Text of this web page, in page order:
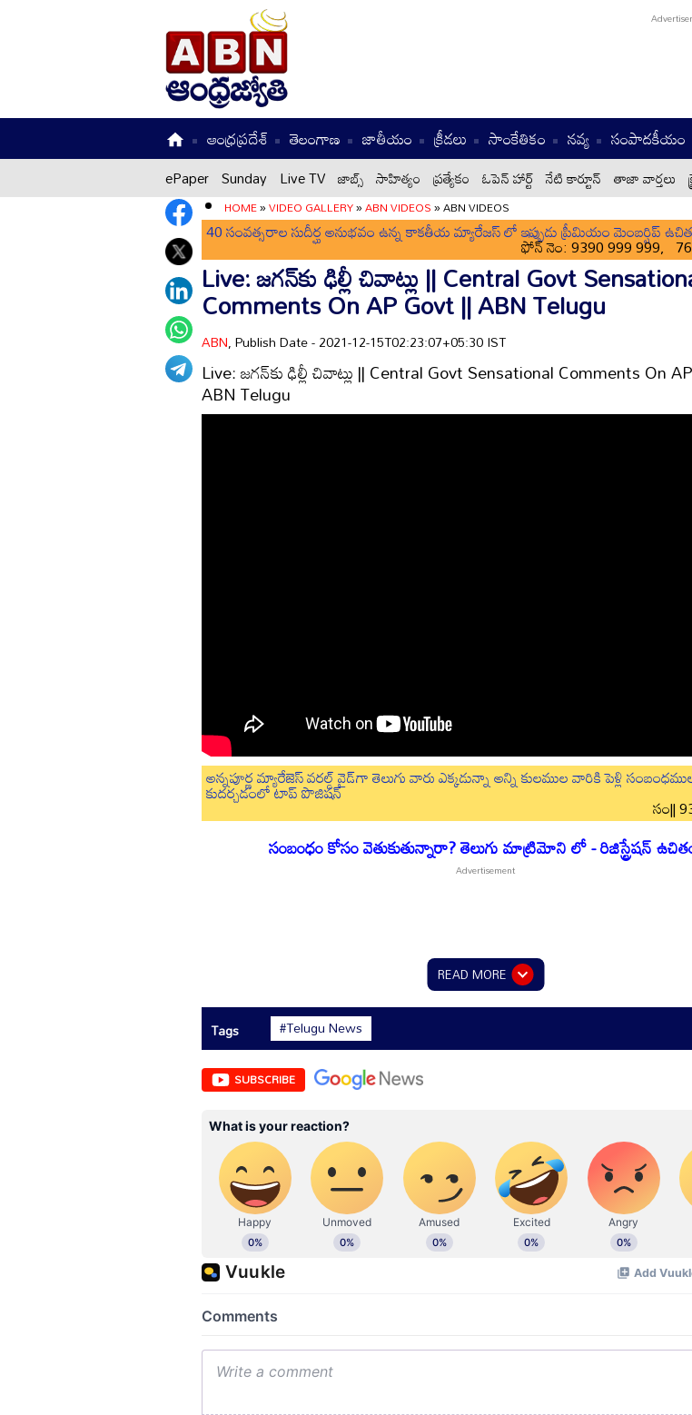
ఆంధ్రప్రదేశ్ తెలంగాణ జాతీయం క్రీడలు సాంకేతికం నవ్య సంపాదకీయం
ePaper Sunday Live TV జాబ్స్ సాహిత్యం ప్రత్యేకం ఓపెన్ హార్ట్ నేటి కార్టూన్ తాజా వార్తలు
HOME»VIDEO GALLERY»ABN VIDEOS»ABN VIDEOS
40 సంవత్సరాల సుదీర్ఘ అనుభవం ఉన్న కాకతీయ మ్యారేజస్ లో ఇప్పుడు ప్రీమియం మెంబర్షిప్
ఫోన్ నెం: 9390 999 999,
Live: జగన్‌కు ఢిల్లీ చివాట్లు || Central Govt
Comments On AP Govt || ABN Telugu
ABN, Publish Date - 2021-12-15T02:23:07+05:30 IST
Live: జగన్‌కు ఢిల్లీ చివాట్లు || Central Govt Sensational Comments On
ABN Telugu
అన్నపూర్ణ మ్యారేజెస్ వరల్డ్ వైడ్‌గా తెలుగు వారు ఎక్కడున్నా అన్ని కులముల వారికి పెళ్లి
కుదర్చడంలో టాప్ పొజిషన్
సం||
సంబంధం కోసం వెతుకుతున్నారా? తెలుగు మాట్రిమోని లో - రిజిస్ట్రేషన్
READ MORE
Tags #Telugu News
SUBSCRIBE